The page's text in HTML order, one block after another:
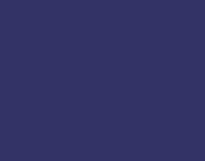
webbplats, öppnas